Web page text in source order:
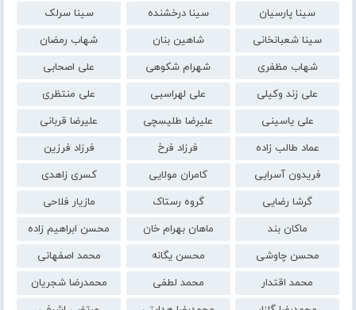
سینا پارسیان
سینا درخشنده
سینا سرلک
سینا شعبانخانی
شاهین بنان
شهاب رمضان
شهاب مظفری
شهرام شکوهی
علی اصحابی
علی زند وکیلی
علی لهراسبی
علی منتظری
علی یاسینی
علیرضا طلیسچی
علیرضا قربانی
عماد طالب زاده
فرزاد فرخ
فرزاد فرزین
فریدون آسرایی
کامران مولایی
کسری زاهدی
گرشا رضایی
گروه رستاک
مازیار فلاحی
ماکان بند
ماهان بهرام خان
محسن ابراهیم زاده
محسن چاوشی
محسن یگانه
محمد اصفهانی
محمد اقتدار
محمد لطفی
محمدرضا شجریان